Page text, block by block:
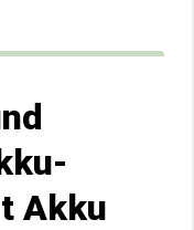
Akku